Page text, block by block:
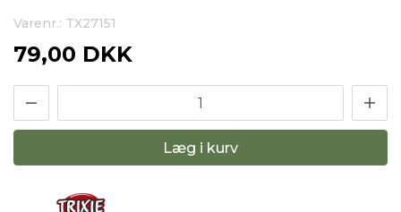
Varenr.: TX27151
79,00 DKK
Læg i kurv